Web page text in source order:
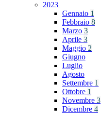
2023
Gennaio 1
Febbraio 8
Marzo 3
Aprile 3
Maggio 2
Giugno
Luglio
Agosto
Settembre 1
Ottobre 1
Novembre 3
Dicembre 4